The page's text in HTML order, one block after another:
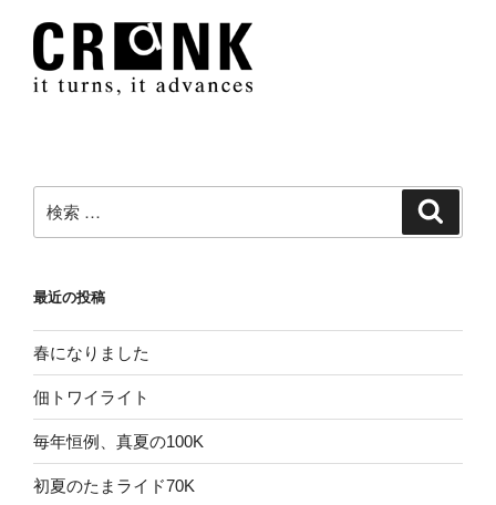
索:
最近の投稿
春になりました
佃トワイライト
毎年恒例、真夏の100K
初夏のたまライド70K